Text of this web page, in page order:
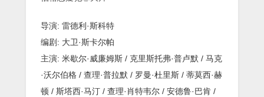
钱
界》
未
减
版-
导演: 雷德利·斯科特
编剧: 大卫·斯卡尔帕
主演: 米歇尔·威廉姆斯 / 克里斯托弗·普卢默 / 马克
·沃尔伯格 / 查理·普拉默 / 罗曼·杜里斯 / 蒂莫西·赫
顿 / 斯塔西·马汀 / 查理·肖特韦尔 / 安德鲁·巴肯 /